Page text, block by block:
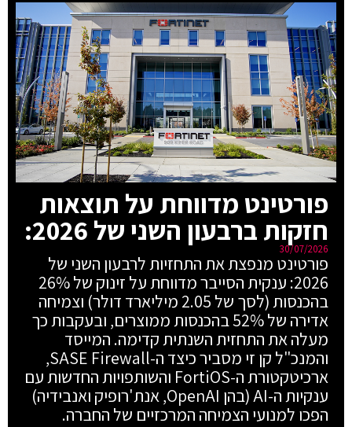
פורטינט מדווחת על תוצאות
חזקות ברבעון השני של 2026:
30/07/2026
פורטינט מנפצת את התחזיות לרבעון השני של
2026: ענקית הסייבר מדווחת על זינוק של 26%
בהכנסות (לסך של 2.05 מיליארד דולר) וצמיחה
אדירה של 52% בהכנסות ממוצרים, ובעקבות כך
מעלה את התחזית השנתית קדימה. המייסד
והמנכ"ל קן זי מסביר כיצד ה-SASE Firewall,
ארכיטקטורת ה-FortiOS והשותפויות החדשות עם
ענקיות ה-AI (בהן OpenAI, אנת'רופיק ואנבידיה)
הפכו למנועי הצמיחה המרכזיים של החברה.